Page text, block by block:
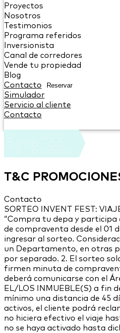
Proyectos
Nosotros
Testimonios
Programa referidos
Inversionista
Canal de corredores
Vende tu propiedad
Blog
Contacto
Reservar
Simulador
Servicio al cliente
Contacto
T&C
Contacto
SORTEO INVENT FEST:
“Compra tu depa y participa
de compraventa desde el 01
ingresar al sorteo.
un Departamento, en otras
por separado. 2. El sorteo
firmen minuta de
deberá comunicarse con el
EL/LOS INMUEBLE(S) a fin
mínimo una distancia de 45
activos, el cliente podrá
no hiciera efectivo el viaje
no se haya activado hasta